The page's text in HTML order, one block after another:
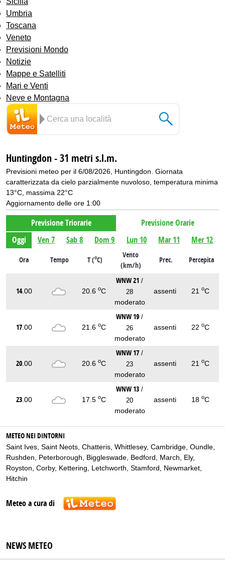
Umbria
Toscana
Veneto
Previsioni Mondo
Notizie
Mappe e Satelliti
Mari e Venti
Neve e Montagna
Huntingdon - 31 metri s.l.m.
Previsioni meteo per il 6/08/2026, Huntingdon. Giornata
caratterizzata da cielo parzialmente nuvoloso, temperatura minima
13°C, massima 22°C
Aggiornamento delle ore 1:00
Previsione Triorarie
Previsione Orarie
Oggi
Ven 7 Sab 8 Dom 9 Lun 10 Mar 11 Mer 12
Ora Tempo T (oC)
Vento
(km/h)
Prec. Percepita
14.00 20.6 oC
WNW 21 /
28
moderato
assenti 21 oC
17 .00 21.6 oC
WNW 19 /
26
moderato
assenti 22 oC
20 .00 20.6 oC
WNW 17 /
23
moderato
assenti 21 oC
23 .00 17.5 oC
WNW 13 /
20
moderato
assenti 18 oC
METEO NEI DINTORNI
Saint Ives Saint Neots Chatteris Whittlesey, Cambridge Oundle
Rushden
Peterborough Biggleswade Bedford March Ely,
Royston Corby, Kettering Letchworth Stamford Newmarket
Hitchin
Meteo a cura di
NEWS METEO